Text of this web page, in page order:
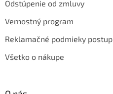
Odstúpenie od zmluvy
Vernostný program
Reklamačné podmieky postup
Všetko o nákupe